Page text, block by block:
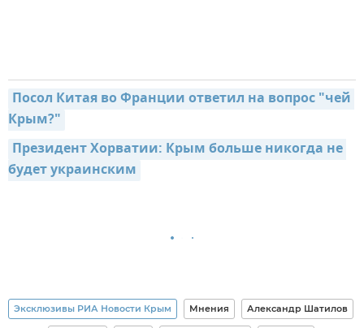
Посол Китая во Франции ответил на вопрос "чей
Крым?"
Президент Хорватии: Крым больше никогда не
будет украинским
Эксклюзивы РИА Новости Крым Мнения Александр Шатилов